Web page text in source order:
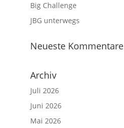
Big Challenge
JBG unterwegs
Neueste Kommentare
Archiv
Juli 2026
Juni 2026
Mai 2026